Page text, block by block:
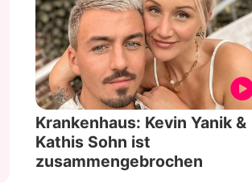
Krankenhaus: Kevin Yanik &
Kathis Sohn ist
zusammengebrochen